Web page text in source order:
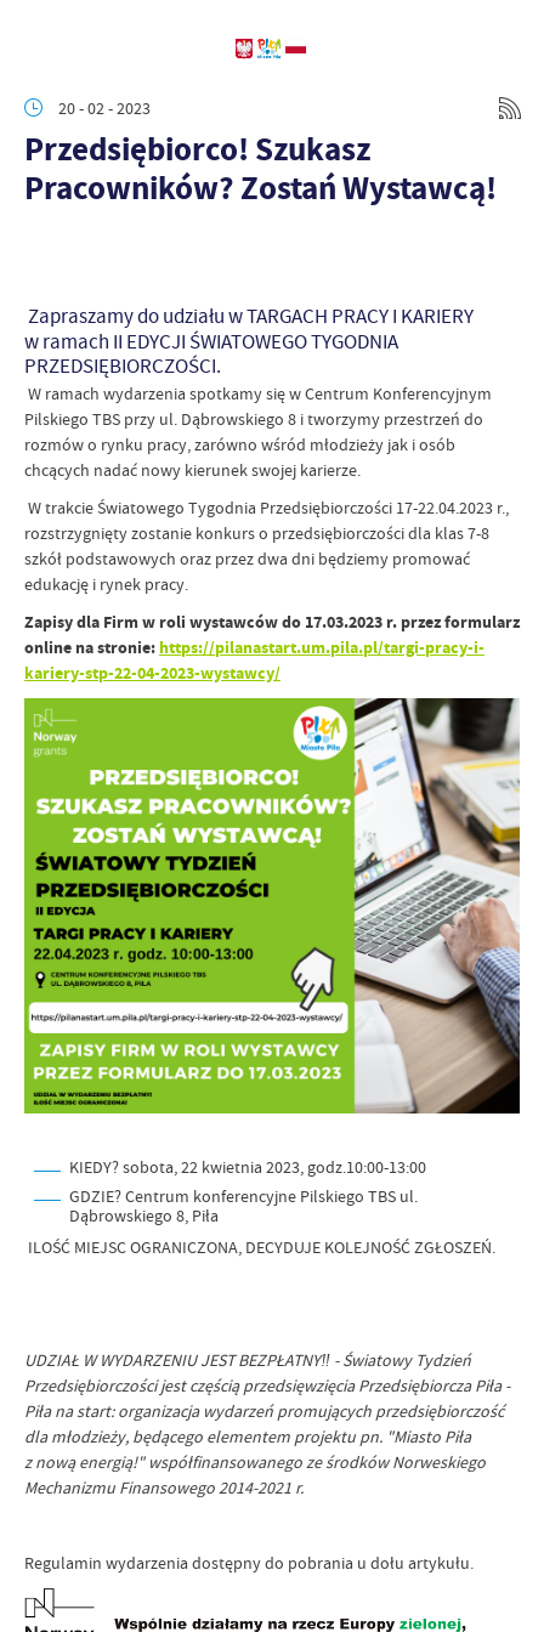
20 - 02 - 2023
Przedsiębiorco! Szukasz
Pracowników? Zostań Wystawcą!
Zapraszamy do udziału w TARGACH PRACY I KARIERY
w ramach II EDYCJI ŚWIATOWEGO TYGODNIA
PRZEDSIĘBIORCZOŚCI.
W ramach wydarzenia spotkamy się w Centrum Konferencyjnym
Pilskiego TBS przy ul. Dąbrowskiego 8 i tworzymy przestrzeń do
rozmów o rynku pracy, zarówno wśród młodzieży jak i osób
chcących nadać nowy kierunek swojej karierze.
W trakcie Światowego Tygodnia Przedsiębiorczości 17-22.04.2023 r.,
rozstrzygnięty zostanie konkurs o przedsiębiorczości dla klas 7-8
szkół podstawowych oraz przez dwa dni będziemy promować
edukację i rynek pracy.
Zapisy dla Firm w roli wystawców do 17.03.2023 r. przez formularz
online na stronie:https://pilanastart.um.pila.pl/targi-pracy-i-
kariery-stp-22-04-2023-wystawcy/
KIEDY? sobota, 22 kwietnia 2023, godz.10:00-13:00
GDZIE? Centrum konferencyjne Pilskiego TBS ul.
Dąbrowskiego 8, Piła
ILOŚĆ MIEJSC OGRANICZONA, DECYDUJE KOLEJNOŚĆ ZGŁOSZEŃ.
UDZIAŁ W WYDARZENIU JEST BEZPŁATNY‼️ - Światowy Tydzień
Przedsiębiorczości jest częścią przedsięwzięcia Przedsiębiorcza Piła -
Piła na start: organizacja wydarzeń promujących przedsiębiorczość
dla młodzieży, będącego elementem projektu pn. "Miasto Piła
z nową energią!" współfinansowanego ze środków Norweskiego
Mechanizmu Finansowego 2014-2021 r.
Regulamin wydarzenia dostępny do pobrania u dołu artykułu.